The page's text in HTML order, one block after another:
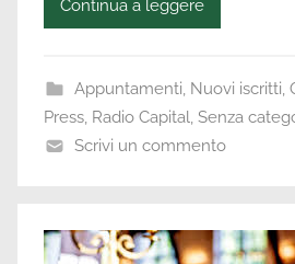
Continua a leggere
Appuntamenti, Nuovi iscritti,
Press, Radio Capital, Senza
Scrivi un commento